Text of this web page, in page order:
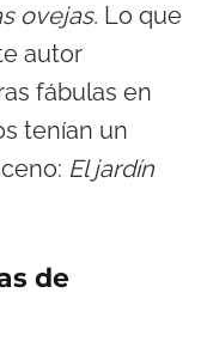
ovejas. Lo que
autor
fábulas en
tenían un
El jardín
de